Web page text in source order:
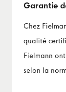
Garantie
Chez
qualité
Fielmann
selon la